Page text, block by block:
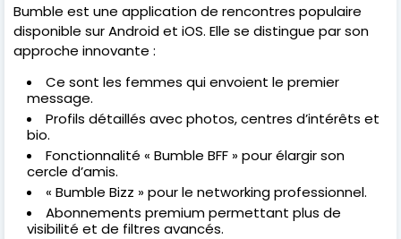
Bumble est une application de rencontres populaire
disponible sur Android et iOS. Elle se distingue par son
approche innovante :
Ce sont les femmes qui envoient le premier
message.
Profils détaillés avec photos, centres d’intérêts et
bio.
Fonctionnalité « Bumble BFF » pour élargir son
cercle d’amis.
« Bumble Bizz » pour le networking professionnel.
Abonnements premium permettant plus de
visibilité et de filtres avancés.